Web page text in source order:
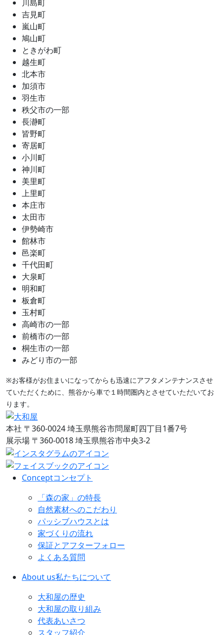
川島町
吉見町
嵐山町
鳩山町
ときがわ町
越生町
北本市
加須市
羽生市
秩父市の一部
長瀞町
皆野町
寄居町
小川町
神川町
美里町
上里町
本庄市
太田市
伊勢崎市
館林市
邑楽町
千代田町
大泉町
明和町
板倉町
玉村町
高崎市の一部
前橋市の一部
桐生市の一部
みどり市の一部
※お客様がお住まいになってからも迅速にアフタメンテナンスさせ
ていただくために、熊谷から車で１時間圏内とさせていただいてお
ります。
本社 〒360-0024 埼玉県熊谷市問屋町四丁目1番7号
展示場 〒360-0018 埼玉県熊谷市中央3-2
Conceptコンセプト
「森の家」の特長
自然素材へのこだわり
パッシブハウスとは
家づくりの流れ
保証とアフターフォロー
よくある質問
About us私たちについて
大和屋の歴史
大和屋の取り組み
代表あいさつ
スタッフ紹介